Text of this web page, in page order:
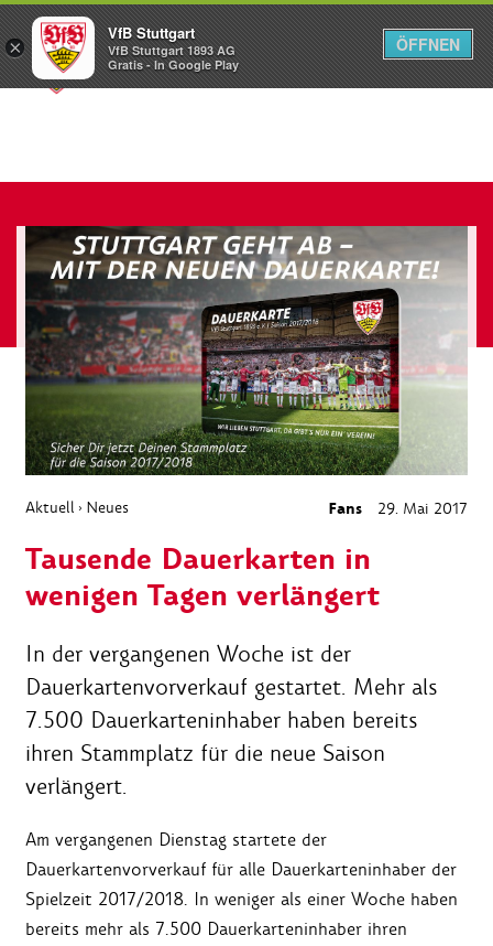
Menü
Aktuell › Neues Fans 29. Mai 2017
Tausende Dauerkarten in
wenigen Tagen verlängert
In der vergangenen Woche ist der
Dauerkartenvorverkauf gestartet. Mehr als
7.500 Dauerkarteninhaber haben bereits
ihren Stammplatz für die neue Saison
verlängert.
Am vergangenen Dienstag startete der
Dauerkartenvorverkauf für alle Dauerkarteninhaber der
Spielzeit 2017/2018. In weniger als einer Woche haben
bereits mehr als 7.500 Dauerkarteninhaber ihren
×
VfB Stuttgart
VfB Stuttgart 1893 AG
Gratis - In Google Play
ÖFFNEN